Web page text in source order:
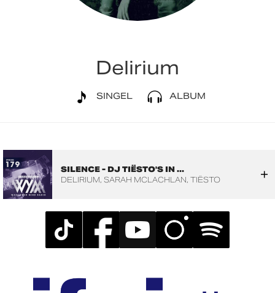
Delirium
SINGEL ALBUM
SILENCE - DJ TIËSTO'S IN ...
DELIRIUM SARAH MCLACHLAN TIËSTO